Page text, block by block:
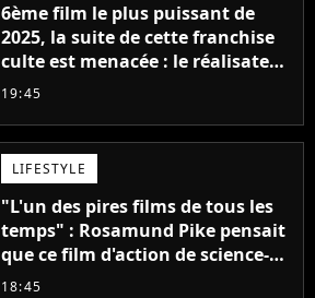
6ème film le plus puissant de
2025, la suite de cette franchise
culte est menacée : le réalisateur
claque la porte pour "différends
19:45
LIFESTYLE
"L'un des pires films de tous les
temps" : Rosamund Pike pensait
que ce film d'action de science-
fiction avec Dwayne Johnson
18:45